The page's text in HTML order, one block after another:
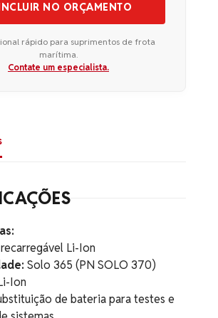
NO ORÇAMENTO
rápido para suprimentos de frota
marítima.
Contate um especialista.
Li-Ion
Solo 365 (PN SOLO 370)
Ion
de bateria para testes e